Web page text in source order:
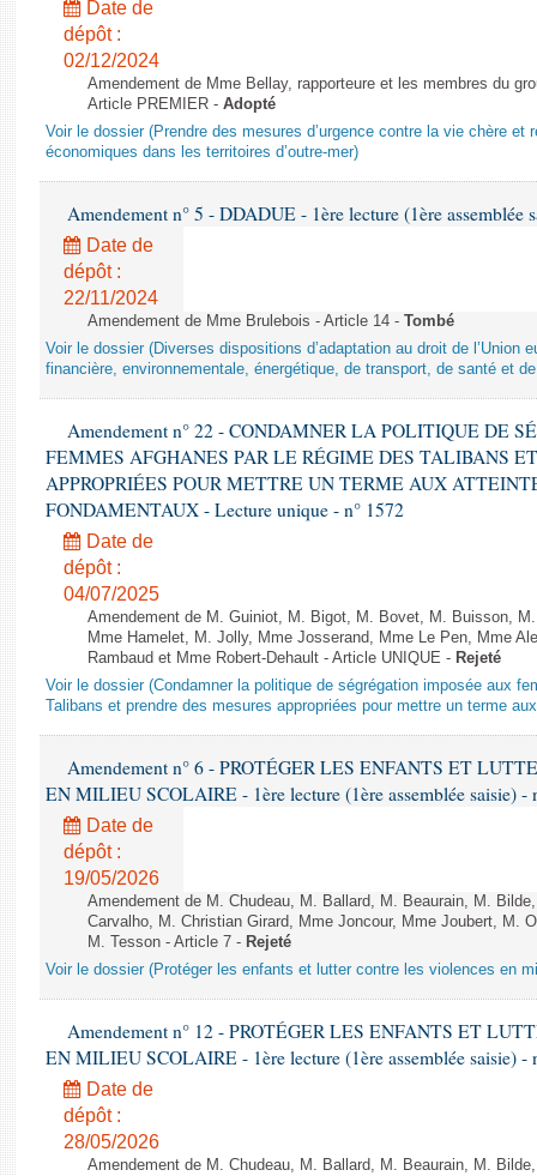
Questions écrites et orales
Comptes rendus des débats
Date de
dépôt :
02/12/2024
Amendement de Mme Bellay, rapporteure et les membres du
Article PREMIER - Adopté
Voir le dossier (Prendre des mesures d’urgence contre la vie chère et
économiques dans les territoires d’outre-mer)
Amendement n° 5 - DDADUE - 1ère lecture (1ère assemblée
Date de
dépôt :
22/11/2024
Amendement de Mme Brulebois - Article 14 - Tombé
Voir le dossier (Diverses dispositions d’adaptation au droit de l’Union
financière, environnementale, énergétique, de transport, de santé et
Amendement n° 22 - CONDAMNER LA POLITIQUE DE
FEMMES AFGHANES PAR LE RÉGIME DES TALIBANS
APPROPRIÉES POUR METTRE UN TERME AUX
FONDAMENTAUX - Lecture unique - n° 1572
Date de
dépôt :
04/07/2025
Amendement de M. Guiniot, M. Bigot, M. Bovet, M. Buisson,
Mme Hamelet, M. Jolly, Mme Josserand, Mme Le Pen, Mme
Rambaud et Mme Robert-Dehault - Article UNIQUE - Rejeté
Voir le dossier (Condamner la politique de ségrégation imposée aux
Talibans et prendre des mesures appropriées pour mettre un terme
Amendement n° 6 - PROTÉGER LES ENFANTS ET
EN MILIEU SCOLAIRE - 1ère lecture (1ère assemblée saisie) -
Date de
dépôt :
19/05/2026
Amendement de M. Chudeau, M. Ballard, M. Beaurain, M.
Carvalho, M. Christian Girard, Mme Joncour, Mme Joubert, M.
M. Tesson - Article 7 - Rejeté
Voir le dossier (Protéger les enfants et lutter contre les violences en
Amendement n° 12 - PROTÉGER LES ENFANTS ET
EN MILIEU SCOLAIRE - 1ère lecture (1ère assemblée saisie) -
Date de
dépôt :
28/05/2026
Amendement de M. Chudeau, M. Ballard, M. Beaurain, M.